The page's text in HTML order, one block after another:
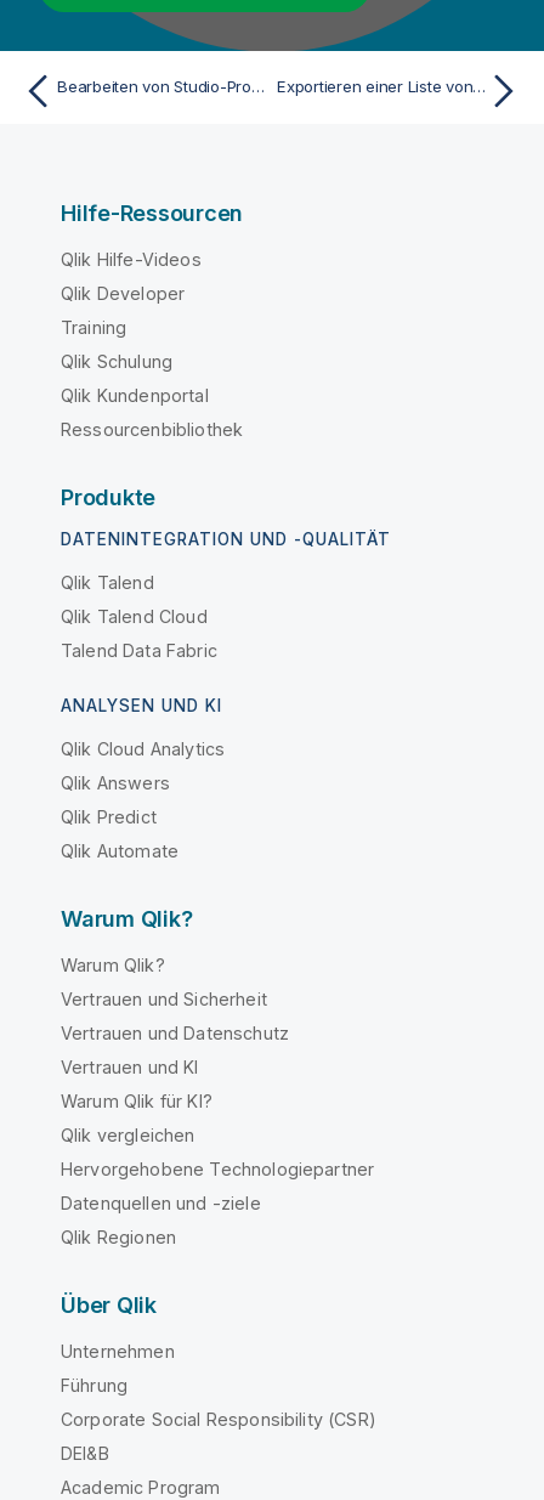
Bearbeiten von Studio-Projekten Exportieren einer Liste von Studio-Projekten in eine CSV-Datei
Hilfe-Ressourcen
Qlik Hilfe-Videos
Qlik Developer
Training
Qlik Schulung
Qlik Kundenportal
Ressourcenbibliothek
Produkte
DATENINTEGRATION UND -QUALITÄT
Qlik Talend
Qlik Talend Cloud
Talend Data Fabric
ANALYSEN UND KI
Qlik Cloud Analytics
Qlik Answers
Qlik Predict
Qlik Automate
Warum Qlik?
Warum Qlik?
Vertrauen und Sicherheit
Vertrauen und Datenschutz
Vertrauen und KI
Warum Qlik für KI?
Qlik vergleichen
Hervorgehobene Technologiepartner
Datenquellen und -ziele
Qlik Regionen
Über Qlik
Unternehmen
Führung
Corporate Social Responsibility (CSR)
DEI&B
Academic Program